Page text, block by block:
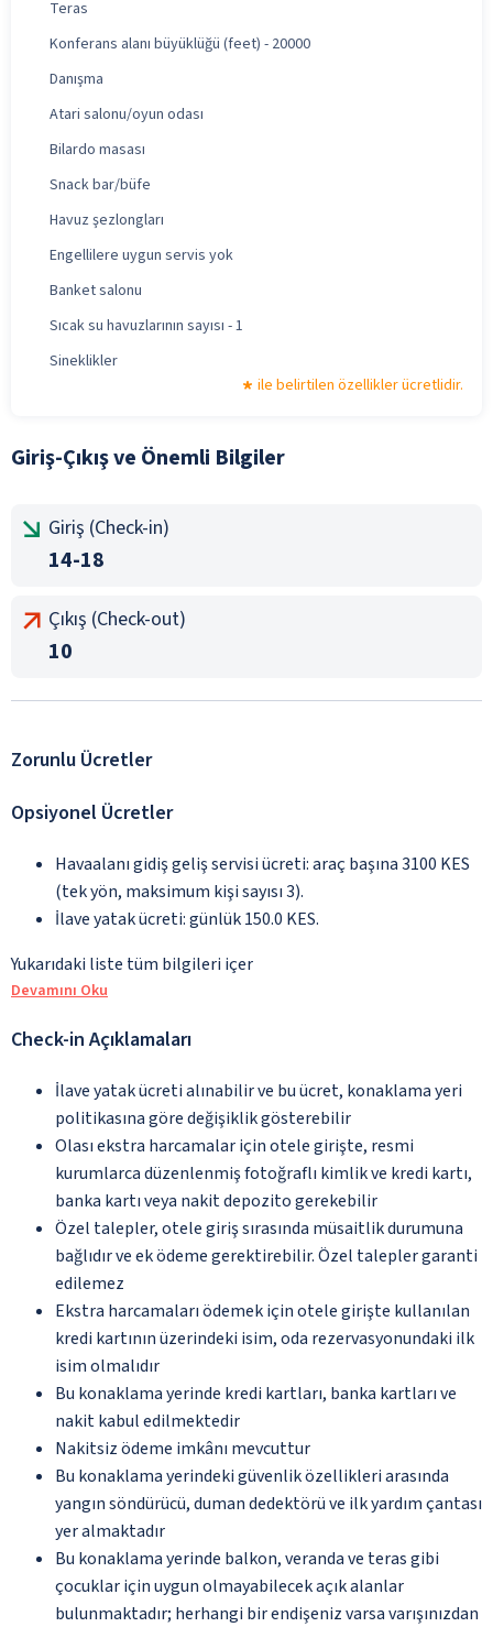
Teras
Konferans alanı büyüklüğü (feet) - 20000
Danışma
Atari salonu/oyun odası
Bilardo masası
Snack bar/büfe
Havuz şezlongları
Engellilere uygun servis yok
Banket salonu
Sıcak su havuzlarının sayısı - 1
Sineklikler
ile belirtilen özellikler ücretlidir.
Giriş-Çıkış ve Önemli Bilgiler
Giriş (Check-in)
14-18
Çıkış (Check-out)
10
Zorunlu Ücretler
Opsiyonel Ücretler
Havaalanı gidiş geliş servisi ücreti: araç başına 3100 KES
(tek yön, maksimum kişi sayısı 3).
İlave yatak ücreti: günlük 150.0 KES.
Yukarıdaki liste tüm bilgileri içer
Devamını Oku
Check-in Açıklamaları
İlave yatak ücreti alınabilir ve bu ücret, konaklama yeri
politikasına göre değişiklik gösterebilir
Olası ekstra harcamalar için otele girişte, resmi
kurumlarca düzenlenmiş fotoğraflı kimlik ve kredi kartı,
banka kartı veya nakit depozito gerekebilir
Özel talepler, otele giriş sırasında müsaitlik durumuna
bağlıdır ve ek ödeme gerektirebilir. Özel talepler garanti
edilemez
Ekstra harcamaları ödemek için otele girişte kullanılan
kredi kartının üzerindeki isim, oda rezervasyonundaki ilk
isim olmalıdır
Bu konaklama yerinde kredi kartları, banka kartları ve
nakit kabul edilmektedir
Nakitsiz ödeme imkânı mevcuttur
Bu konaklama yerindeki güvenlik özellikleri arasında
yangın söndürücü, duman dedektörü ve ilk yardım çantası
yer almaktadır
Bu konaklama yerinde balkon, veranda ve teras gibi
çocuklar için uygun olmayabilecek açık alanlar
bulunmaktadır; herhangi bir endişeniz varsa varışınızdan